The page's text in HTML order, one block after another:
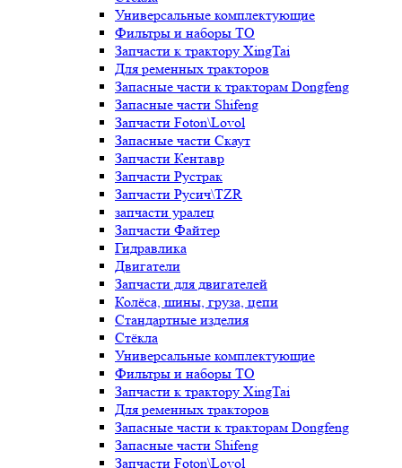
Универсальные комплектующие
Фильтры и наборы ТО
Запчасти к трактору XingTai
Для ременных тракторов
Запасные части к тракторам Dongfeng
Запасные части Shifeng
Запчасти Foton\Lovol
Запасные части Скаут
Запчасти Кентавр
Запчасти Рустрак
Запчасти Русич\TZR
запчасти уралец
Запчасти Файтер
Гидравлика
Двигатели
Запчасти для двигателей
Колёса, шины, груза, цепи
Стандартные изделия
Стёкла
Универсальные комплектующие
Фильтры и наборы ТО
Запчасти к трактору XingTai
Для ременных тракторов
Запасные части к тракторам Dongfeng
Запасные части Shifeng
Запчасти Foton\Lovol